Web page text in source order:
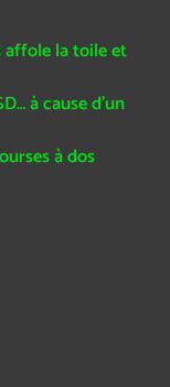
affole la toile et
à cause d’un
à dos